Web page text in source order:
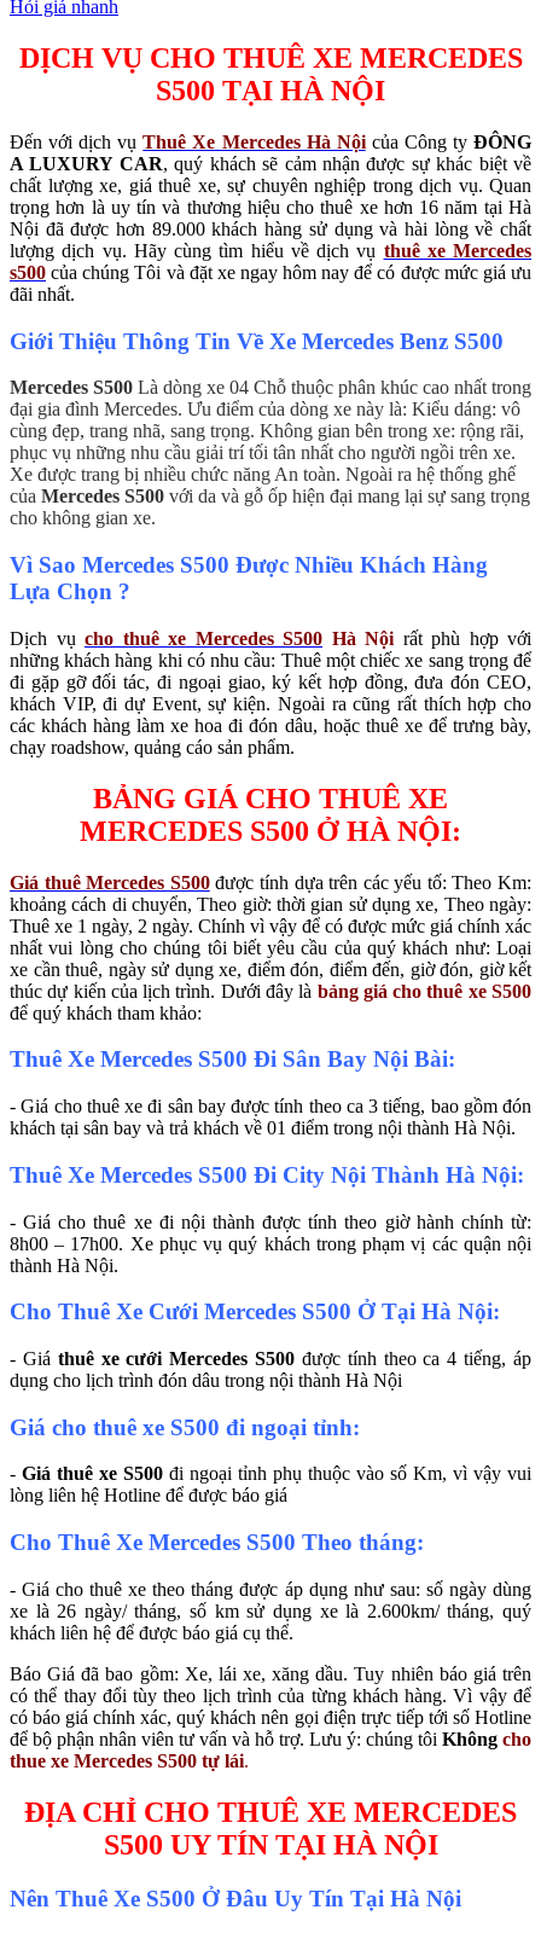
Hỏi giá nhanh
DỊCH VỤCHO THUÊ XE MERCEDES
S500 TẠI HÀ NỘI
Đến với dịch vụThuê Xe Mercedes Hà Nộicủa Công tyĐÔNG
A LUXURY CAR, quý khách sẽ cảm nhận được sự khác biệt về
chất lượng xe, giá thuê xe, sự chuyên nghiệp trong dịch vụ. Quan
trọng hơn là uy tín và thương hiệu cho thuê xe hơn 16 năm tại Hà
Nội đã được hơn 89.000 khách hàng sử dụng và hài lòng về chất
lượng dịch vụ. Hãy cùng tìm hiểu về dịch vụ thuê xe Mercedes
s500 của chúng Tôi và đặt xe ngay hôm nay để có được mức giá ưu
đãi nhất.
Giới Thiệu Thông Tin Về Xe Mercedes Benz S500
Mercedes S500 Là dòng xe 04 Chỗ thuộc phân khúc cao nhất trong
đại gia đình Mercedes. Ưu điểm của dòng xe này là: Kiểu dáng: vô
cùng đẹp, trang nhã, sang trọng. Không gian bên trong xe: rộng rãi,
phục vụ những nhu cầu giải trí tối tân nhất cho người ngồi trên xe.
Xe được trang bị nhiều chức năng An toàn. Ngoài ra hệ thống ghế
của Mercedes S500 với da và gỗ ốp hiện đại mang lại sự sang trọng
cho không gian xe.
Vì Sao Mercedes S500 Được Nhiều Khách Hàng
Lựa Chọn ?
Dịch vụ cho thuê xe Mercedes S500 Hà Nội rất phù hợp với
những khách hàng khi có nhu cầu: Thuê một chiếc xe sang trọng để
đi gặp gỡ đối tác, đi ngoại giao, ký kết hợp đồng, đưa đón CEO,
khách VIP, đi dự Event, sự kiện. Ngoài ra cũng rất thích hợp cho
các khách hàng làm xe hoa đi đón dâu, hoặc thuê xe để trưng bày,
chạy roadshow, quảng cáo sản phẩm.
BẢNG GIÁ CHO THUÊ XE
MERCEDES S500 Ở HÀ NỘI:
Giá thuê Mercedes S500được tính dựa trên các yếu tố: Theo Km:
khoảng cách di chuyển, Theo giờ: thời gian sử dụng xe, Theo ngày:
Thuê xe 1 ngày, 2 ngày. Chính vì vậy để có được mức giá chính xác
nhất vui lòng cho chúng tôi biết yêu cầu của quý khách như: Loại
xe cần thuê, ngày sử dụng xe, điểm đón, điểm đến, giờ đón, giờ kết
thúc dự kiến của lịch trình. Dưới đây là bảng giá cho thuê xe S500
để quý khách tham khảo:
Thuê Xe Mercedes S500 Đi Sân Bay Nội Bài:
- Giá cho thuê xe đi sân bay được tính theo ca 3 tiếng, bao gồm đón
khách tại sân bay và trả khách về 01 điểm trong nội thành Hà Nội.
Thuê Xe Mercedes S500 Đi City Nội Thành Hà Nội:
- Giá cho thuê xe đi nội thành được tính theo giờ hành chính từ:
8h00 – 17h00. Xe phục vụ quý khách trong phạm vị các quận nội
thành Hà Nội.
Cho Thuê Xe Cưới Mercedes S500 Ở Tại Hà Nội:
- Giá thuê xe cưới Mercedes S500 được tính theo ca 4 tiếng, áp
dụng cho lịch trình đón dâu trong nội thành Hà Nội
Giá cho thuê xe S500 đi ngoại tỉnh:
- Giá thuê xe S500 đi ngoại tỉnh phụ thuộc vào số Km, vì vậy vui
lòng liên hệ Hotline để được báo giá
Cho Thuê Xe Mercedes S500 Theo tháng:
- Giá cho thuê xe theo tháng được áp dụng như sau: số ngày dùng
xe là 26 ngày/ tháng, số km sử dụng xe là 2.600km/ tháng, quý
khách liên hệ để được báo giá cụ thể.
Báo Giá đã bao gồm: Xe, lái xe, xăng dầu. Tuy nhiên báo giá trên
có thể thay đổi tùy theo lịch trình của từng khách hàng. Vì vậy để
có báo giá chính xác, quý khách nên gọi điện trực tiếp tới số Hotline
để bộ phận nhân viên tư vấn và hỗ trợ. Lưu ý: chúng tôi Không cho
thue xe Mercedes S500 tự lái.
ĐỊA CHỈ CHO THUÊ XE MERCEDES
S500 UY TÍN TẠI HÀ NỘI
Nên Thuê Xe S500 Ở Đâu Uy Tín Tại Hà Nội